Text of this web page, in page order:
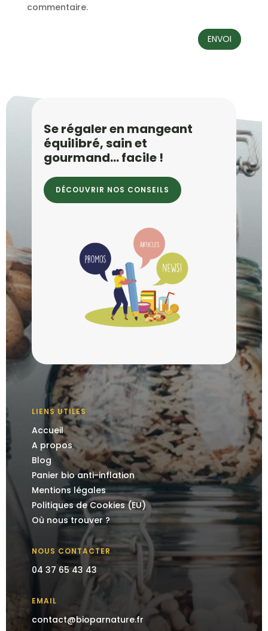
commentaire.
ENVOI
Se régaler en mangeant
équilibré, sain et
gourmand… facile !
DÉCOUVRIR NOS CONSEILS
LIENS UTILES
Accueil
A propos
Blog
Panier bio anti-inflation
Mentions légales
Politiques de Cookies (EU)
Où nous trouver ?
NOUS CONTACTER
04 37 65 43 43
EMAIL
contact@bioparnature.fr